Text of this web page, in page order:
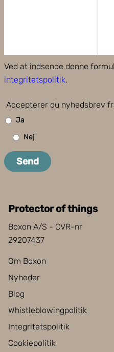
Ved at indsende denne
integritetspolitik.
Accepterer du nyhedsbrev
Ja
Nej
Send
Protector of things
Boxon A/S - CVR-nr
29207437
Om Boxon
Nyheder
Blog
Whistleblowingpolitik
Integritetspolitik
Cookiepolitik